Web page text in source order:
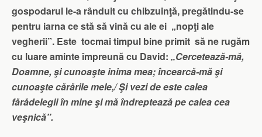
gospodarul le-a rânduit cu chibzuinţă, pregătindu-se
pentru iarna ce stă să vină cu ale ei „nopţi ale
vegherii”. Este tocmai timpul bine primit să ne rugăm
cu luare aminte împreună cu David: „Cercetează-mă,
Doamne, şi cunoaşte inima mea; încearcă-mă şi
cunoaşte cărările mele,/ Şi vezi de este calea
fărădelegii în mine şi mă îndreptează pe calea cea
veşnică”.